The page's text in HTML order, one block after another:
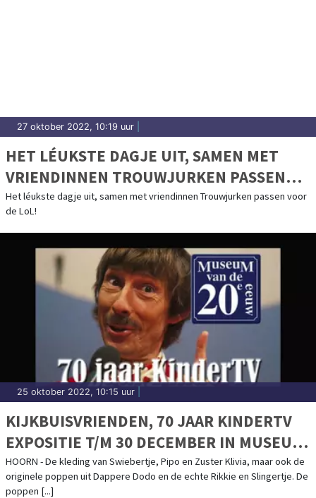
27 oktober 2022, 10:19 uur
HET LÉUKSTE DAGJE UIT, SAMEN MET
VRIENDINNEN TROUWJURKEN PASSEN
VOOR DE LOL!
Het léukste dagje uit, samen met vriendinnen Trouwjurken passen voor
de LoL!
25 oktober 2022, 10:15 uur
KIJKBUISVRIENDEN, 70 JAAR KINDERTV
EXPOSITIE T/M 30 DECEMBER IN MUSEUM
VAN DE 20E EEUW
HOORN - De kleding van Swiebertje, Pipo en Zuster Klivia, maar ook de
originele poppen uit Dappere Dodo en de echte Rikkie en Slingertje. De
poppen [...]